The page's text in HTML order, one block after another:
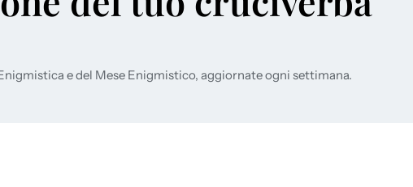
e del Mese Enigmistico, aggiornate ogni settimana.